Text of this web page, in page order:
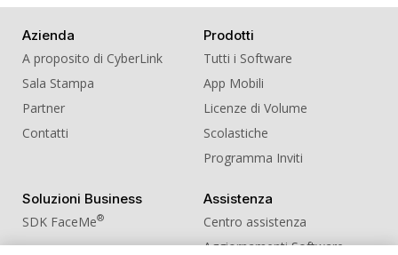
Azienda
A proposito di CyberLink
Sala Stampa
Partner
Contatti
Prodotti
Tutti i Software
App Mobili
Licenze di Volume
Scolastiche
Programma Inviti
Soluzioni Business
SDK FaceMe®
Assistenza
Centro assistenza
Aggiornamenti Software